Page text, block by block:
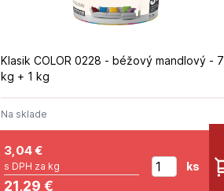
Klasik COLOR 0228 - béžový mandlový - 7
kg + 1 kg
Na sklade
3,04€
s DPH za kg
21,29 €
ks